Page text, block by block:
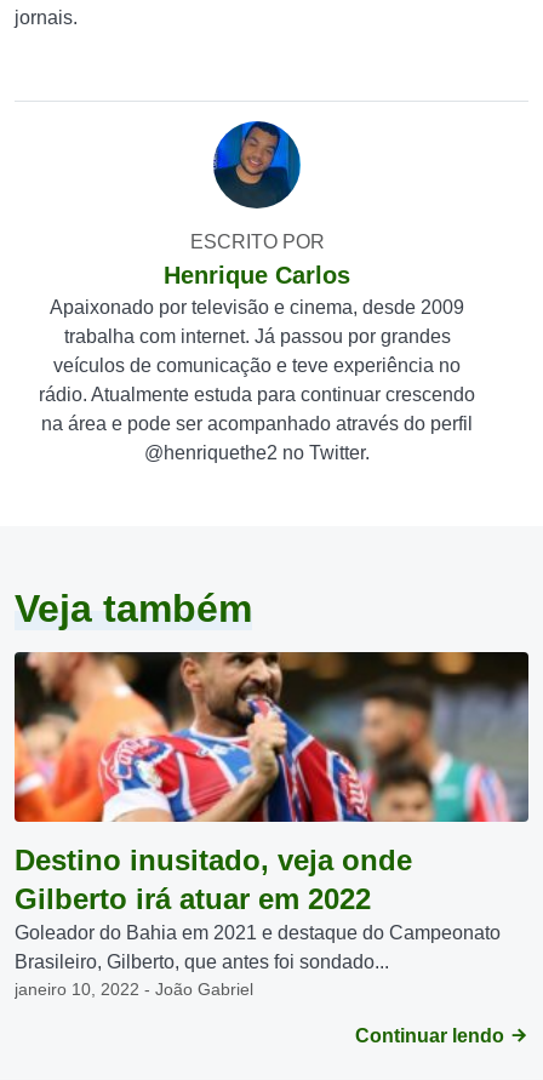
jornais.
ESCRITO POR
Henrique Carlos
Apaixonado por televisão e cinema, desde 2009
trabalha com internet. Já passou por grandes
veículos de comunicação e teve experiência no
rádio. Atualmente estuda para continuar crescendo
na área e pode ser acompanhado através do perfil
@henriquethe2 no Twitter.
Veja também
Destino inusitado, veja onde
Gilberto irá atuar em 2022
Goleador do Bahia em 2021 e destaque do Campeonato
Brasileiro, Gilberto, que antes foi sondado...
janeiro 10, 2022 - João Gabriel
Continuar lendo